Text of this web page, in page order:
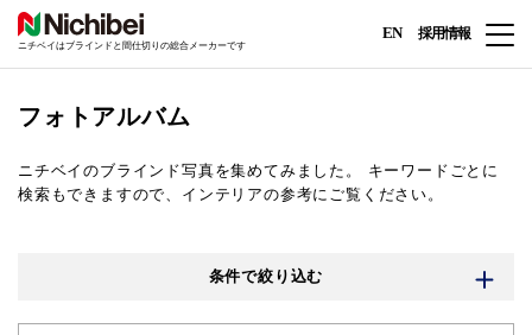
ニチベイはブラインドと間仕切りの総合メーカーです
EN 採用情報
フォトアルバム
ニチベイのブラインド写真を集めてみました。
キーワードごとに
検索もできますので、インテリアの参考にご覧ください。
条件で絞り込む